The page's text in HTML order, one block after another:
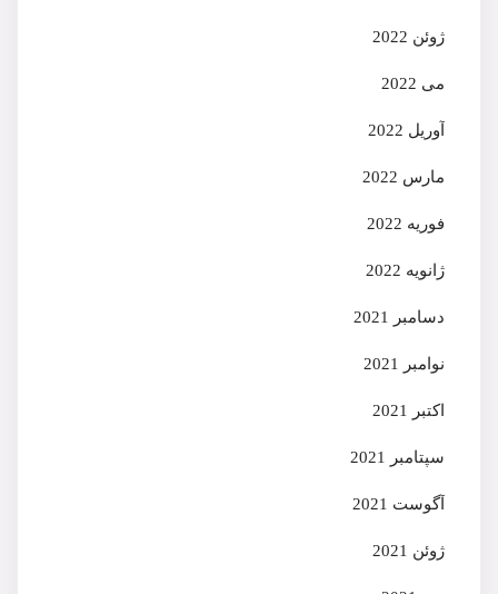
ژوئن 2022
می 2022
آوریل 2022
مارس 2022
فوریه 2022
ژانویه 2022
دسامبر 2021
نوامبر 2021
اکتبر 2021
سپتامبر 2021
آگوست 2021
ژوئن 2021